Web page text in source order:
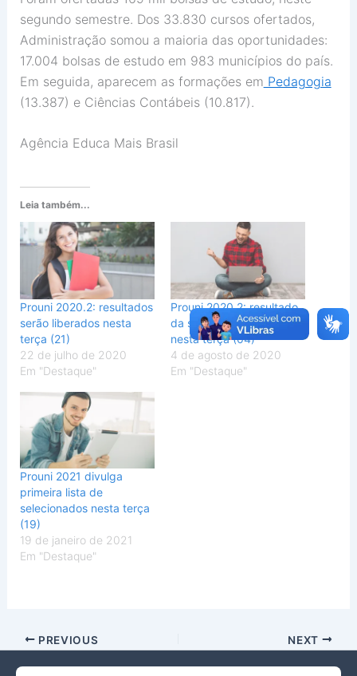
segundo semestre. Dos 33.830 cursos ofertados,
Administração somou a maioria das oportunidades:
17.004 bolsas de estudo em 983 municípios do país.
Em seguida, aparecem as formações em Pedagogia
(13.387) e Ciências Contábeis (10.817).
Agência Educa Mais Brasil
Leia também...
Prouni 2020.2: resultados
serão liberados nesta
terça (21)
22 de julho de 2020
Em "Destaque"
Prouni 2020.2: resultado
da segunda chamada sai
nesta terça (04)
4 de agosto de 2020
Em "Destaque"
Prouni 2021 divulga
primeira lista de
selecionados nesta terça
(19)
19 de janeiro de 2021
Em "Destaque"
PREVIOUS NEXT